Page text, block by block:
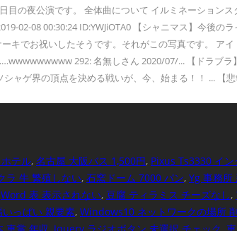
の夜公演です。 全体曲について イルミネーション
02-08 00:30:24 ID:YWJiOTA0 【シャニマス】今後の
キでお祝いしたそうです。それがこの写真です。 ア
292: 名無しさん 2020/07/... 【ドラブ
ャゲ界の頂点を決める戦いが、今、始まる！！ ...
テル, 名古屋 大阪バス 1,500円, Pixus Ts3330 イン
ラ 牛 繁殖しない, 石窯ドーム 7000 パン, Yg 事務所
Word 表 表示されない, 豆腐 ティラミス チーズなし,
いっぱい 親要素, Windows10 ネットワークの場所